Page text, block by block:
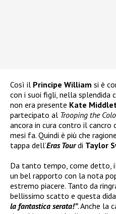
Così il Principe William si è
con i suoi figli, nella splendida
non era presente Kate
partecipato al Trooping the
ancora in cura contro il
mesi fa. Quindi è più che
tappa dell’Eras Tourdi Taylor
Da tanto tempo, come detto,
un bel rapporto con la nota
estremo piacere. Tanto da
bellissimo scatto e questa
la fantastica serata!”. Anche la